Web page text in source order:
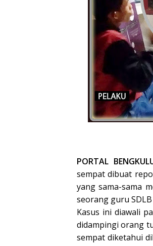
PORTAL
sempat dibuat
yang sama-sama
seorang guru
Kasus ini diawali
didampingi orang
sempat diketahui